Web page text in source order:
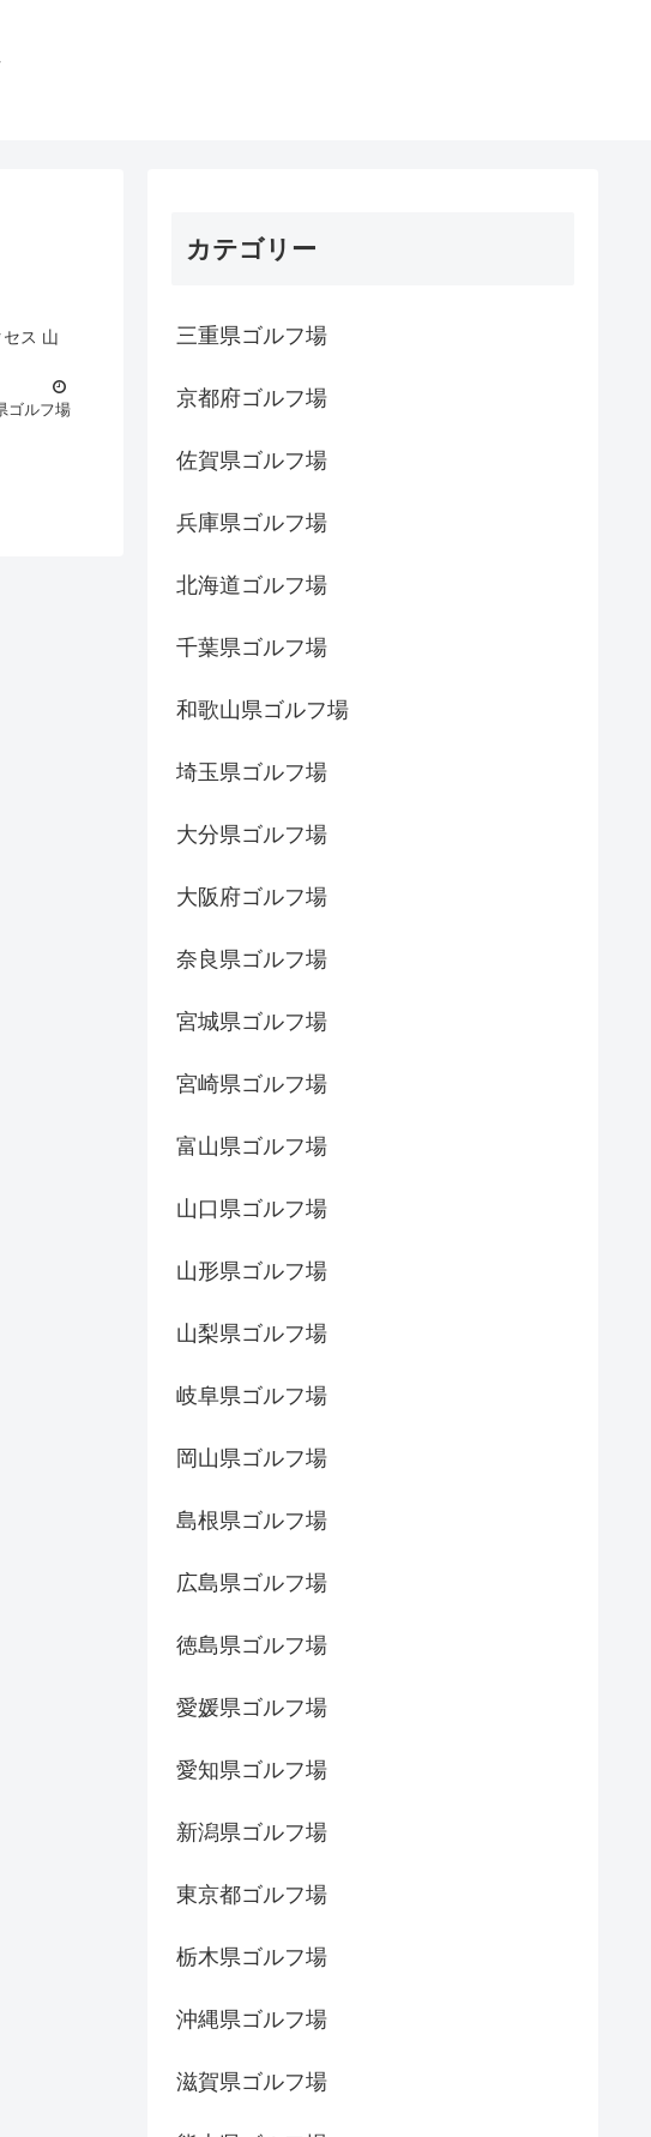
ゴルフ場
カテゴリー
三重県ゴルフ場
京都府ゴルフ場
佐賀県ゴルフ場
兵庫県ゴルフ場
北海道ゴルフ場
千葉県ゴルフ場
和歌山県ゴルフ場
埼玉県ゴルフ場
大分県ゴルフ場
大阪府ゴルフ場
奈良県ゴルフ場
宮城県ゴルフ場
宮崎県ゴルフ場
富山県ゴルフ場
山口県ゴルフ場
山形県ゴルフ場
山梨県ゴルフ場
岐阜県ゴルフ場
岡山県ゴルフ場
島根県ゴルフ場
広島県ゴルフ場
徳島県ゴルフ場
愛媛県ゴルフ場
愛知県ゴルフ場
新潟県ゴルフ場
東京都ゴルフ場
栃木県ゴルフ場
沖縄県ゴルフ場
滋賀県ゴルフ場